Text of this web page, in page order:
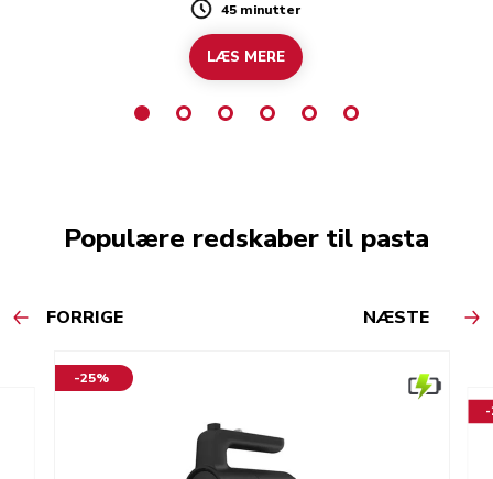
Duration
45 minutter
LÆS MERE
Populære redskaber til pasta
FORRIGE NÆSTE
-25%
-